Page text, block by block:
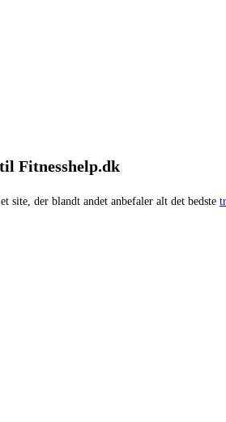
Fitnesshelp.dk
site, der blandt andet anbefaler alt det bedste